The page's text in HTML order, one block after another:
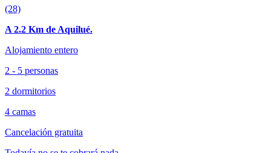
(28)
A 2.2 Km de Aquilué.
Alojamiento entero
2 - 5 personas
2 dormitorios
4 camas
Cancelación gratuita